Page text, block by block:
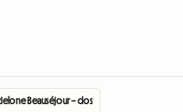
Beauséjour – dostępne 2 pokoje